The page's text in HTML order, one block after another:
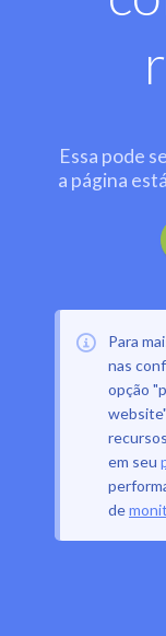
Essa pode
a página
Para
nas
opção
em seu
de